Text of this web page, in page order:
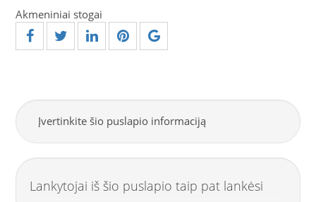
Akmeniniai stogai
Įvertinkite šio puslapio informaciją
Lankytojai iš šio puslapio taip pat lankėsi